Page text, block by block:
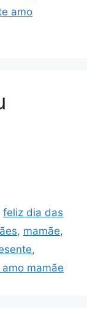
amo
feliz dia das
, mamãe,
,
mamãe